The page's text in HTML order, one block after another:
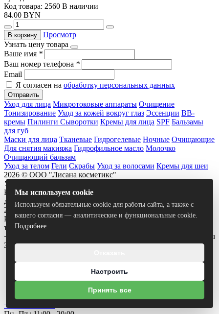
Код товара: 2560 В наличии
84.00 BYN
В корзину
Просмотр
Узнать цену товара
Ваше имя *
Ваш номер телефона *
Email
Я согласен на обработку персональных данных
Отправить
Уход для лица Микротоковые аппараты Очищение
Тонизирование Уход за кожей вокруг глаз Эссенции ВВ-
кремы Пилинги Сыворотки Кремы для лица SPF Бальзамы
для губ
Маски для лица Тканевые Гидрогелевые Ночные Очищающие
Для снятия макияжа Гидрофильное масло Молочко
Очищающий бальзам
Уход за телом Гели Скрабы Уход за волосами Кремы для шеи
2026 © ООО "Лисана косметикс"
УНП 193658635
Юридический адрес: 220012, г. Минск, ул. Чернышевского,
д.10А, оф. 706 Св-во о госрегистрации №193658635 от
24.11.2022. Зарегистрировано Мингорисполкомом.
Рассмотрение обращений потребителей
тел.+375333749892,отдел торговли и услуг тел.
+375295918245 эл.почта для обращений: lisana.cosmetics@bk.ru
Зарегистрирован в торговом реестре №724004 от 09.08.2024
Положение о cookie-файлах
Контакты
Электронное обращение
+375295918245
Мы используем cookie
Используем обязательные cookie для работы сайта, а также с
вашего согласия — аналитические и функциональные cookie.
Подробнее
Настроить
Принять все